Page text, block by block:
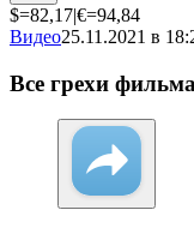
$=82,17|€=94,84
Видео25.11.2021 в
Все грехи